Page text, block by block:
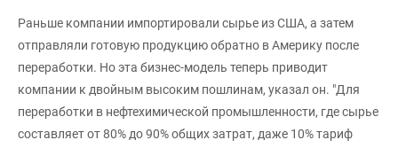
Раньше компании импортировали сырье из США, а затем
отправляли готовую продукцию обратно в Америку после
переработки. Но эта бизнес-модель теперь приводит
компании к двойным высоким пошлинам, указал он. "Для
переработки в нефтехимической промышленности, где сырье
составляет от 80% до 90% общих затрат, даже 10% тариф